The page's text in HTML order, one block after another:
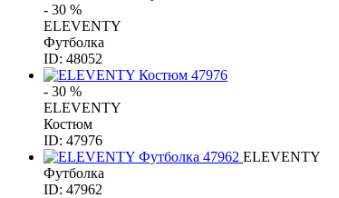
- 30 %
ELEVENTY
Футболка
ID: 48052
- 30 %
ELEVENTY
Костюм
ID: 47976
ELEVENTY
Футболка
ID: 47962